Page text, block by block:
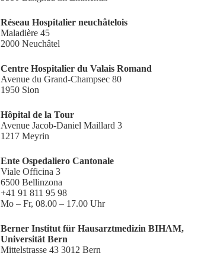
Réseau Hospitalier neuchâtelois
Maladière 45
2000 Neuchâtel
Centre Hospitalier du Valais Romand
Avenue du Grand-Champsec 80
1950 Sion
Hôpital de la Tour
Avenue Jacob-Daniel Maillard 3
1217 Meyrin
Ente Ospedaliero Cantonale
Viale Officina 3
6500 Bellinzona
+41 91 811 95 98
Mo – Fr, 08.00 – 17.00 Uhr
Berner Institut für Hausarztmedizin BIHAM,
Universität Bern
Mittelstrasse 43 3012 Bern